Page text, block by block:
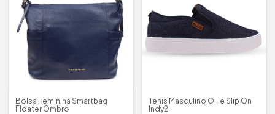
Bolsa Feminina Smartbag
Floater Ombro
Tenis Masculino Ollie Slip On
Indy2